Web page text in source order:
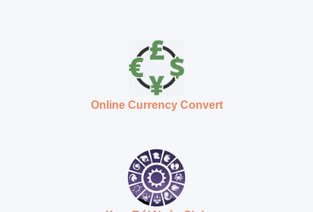
Online Currency Convert